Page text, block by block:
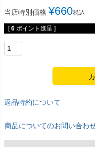
当店特別価格 ¥660税込
[ 6 ポイント進呈 ]
返品特約について
商品についてのお問い合わ